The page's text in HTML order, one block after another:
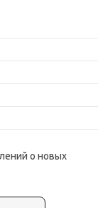
о новых